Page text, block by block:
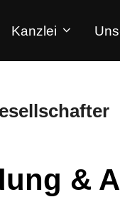
Kanzlei
&